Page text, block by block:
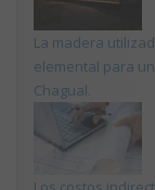
La madera
elemental para
Chagual.